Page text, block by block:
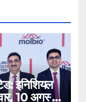
इनिशियल
10 अगस्त,